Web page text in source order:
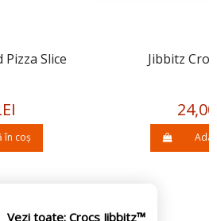
Pizza Slice
în coș
Jibbitz
Vezi toate: Crocs Jibbitz™